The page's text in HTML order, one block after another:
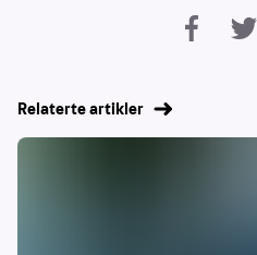
Relaterte artikler